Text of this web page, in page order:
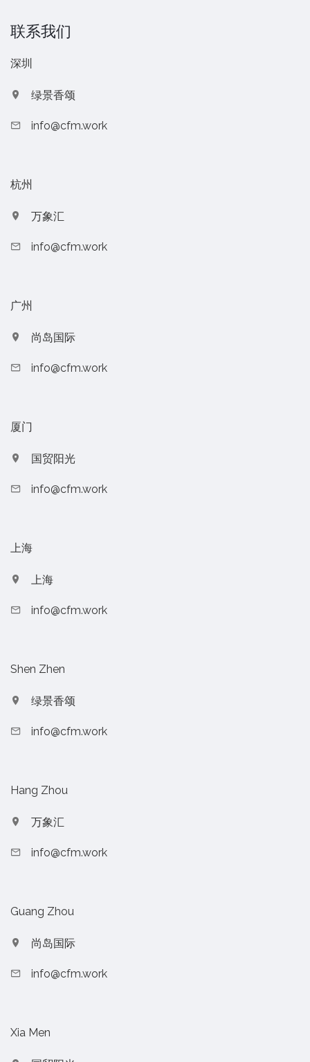
联系我们
深圳
绿景香颂
info@cfm.work
杭州
万象汇
info@cfm.work
广州
尚岛国际
info@cfm.work
厦门
国贸阳光
info@cfm.work
上海
上海
info@cfm.work
Shen Zhen
绿景香颂
info@cfm.work
Hang Zhou
万象汇
info@cfm.work
Guang Zhou
尚岛国际
info@cfm.work
Xia Men